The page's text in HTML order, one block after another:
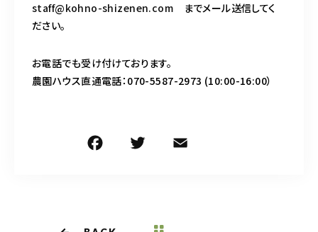
staff@kohno-shizenen.com までメール送信してく
ださい。
お電話でも受け付けております。
農園ハウス直通電話：070-5587-2973 (10:00-16:00）